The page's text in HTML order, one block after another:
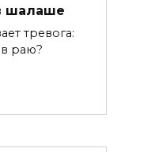
шалаше
тревога:
раю?